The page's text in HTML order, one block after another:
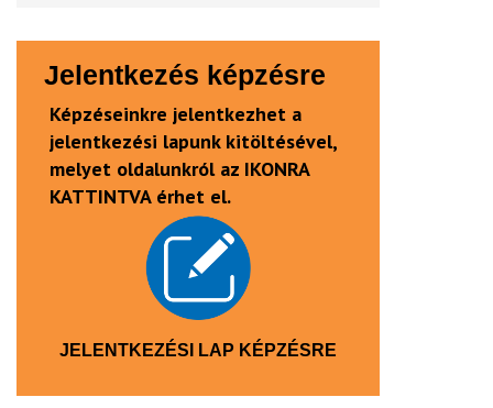
Jelentkezés képzésre
Képzéseinkre jelentkezhet a
jelentkezési lapunk kitöltésével,
melyet oldalunkról az IKONRA
KATTINTVA érhet el.
JELENTKEZÉSI LAP KÉPZÉSRE